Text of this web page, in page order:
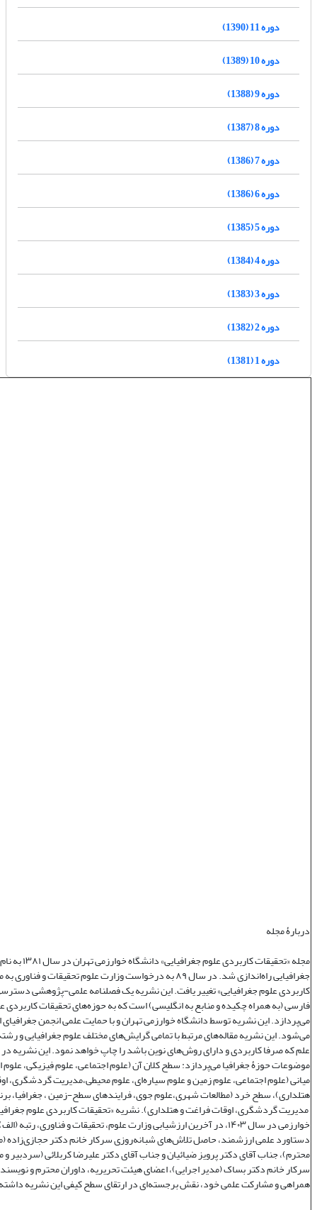
دوره 11 (1390)
دوره 10 (1389)
دوره 9 (1388)
دوره 8 (1387)
دوره 7 (1386)
دوره 6 (1386)
دوره 5 (1385)
دوره 4 (1384)
دوره 3 (1383)
دوره 2 (1382)
دوره 1 (1381)
دربارۀ مجله
مجله «تحقیقات کاربردی
جغرافیایی راه‌اندازی شد. در سال ۸۹ به درخواست وزارت علوم تحقیقات و
کاربردی علوم جغرافیایی» تغییر یافت. این نشریه یک فصلنامه علمی‌-پژوهشی
فارسی (به همراه چکیده و منابع به انگلیسی) است که به حوزه‌های تحقیقات کاربردی
می‌پردازد. این نشریه توسط دانشگاه خوارزمی تهران و با حمایت علمی انجمن جغرافیای
می‌شود. این نشریه مقاله‌های مرتبط با تمامی گرایش‌های مختلف علوم جغرافیایی و
علم که صرفا کاربردی و دارای روش‌های نوین باشد را چاپ خواهد نمود. این نشریه
موضوعات حوزۀ جغرافیا می‌پردازد: سطح کلان آن (علوم اجتماعی، علوم فیزیکی،
میانی (علوم اجتماعی، علوم زمین و علوم سیاره‌ای، علوم محیطی،مدیریت گردشگری،
هتلداری)، سطح خرد (مطالعات شهری،علوم جوی، فرایندهای سطح-زمین ، جغرافیا،
مدیریت گردشگری، اوقات فراغت و هتلداری). نشریه «تحقیقات کاربردی علوم
خوارزمی در سال ۱۴۰۳، در آخرین ارزشیابی وزارت علوم، تحقیقات و فناوری،
دستاورد علمی ارزشمند، حاصل تلاش‌های شبانه‌روزی سرکار خانم دکتر حجازی‌زاده
محترم)، جناب آقای دکتر پرویز ضیائیان و جناب آقای دکتر علیرضا کربلائی (سردبیر
سرکار خانم دکتر بساک (مدیر اجرایی)، اعضای هیئت تحریریه، داوران محترم و
همراهی و مشارکت علمی خود، نقش برجسته‌ای در ارتقای سطح کیفی این نشریه